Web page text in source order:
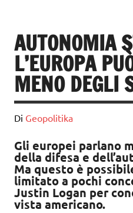
AUTONOMIA
L’EUROPA
MENO DEGLI
Di Geopolitika
Gli europei parlano
della difesa e
Ma questo è
limitato a pochi
Justin Logan per
vista americano.